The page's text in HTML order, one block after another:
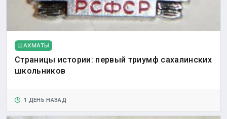
ШАХМАТЫ
Страницы истории: первый триумф сахалинских
школьников
1 ДЕНЬ НАЗАД